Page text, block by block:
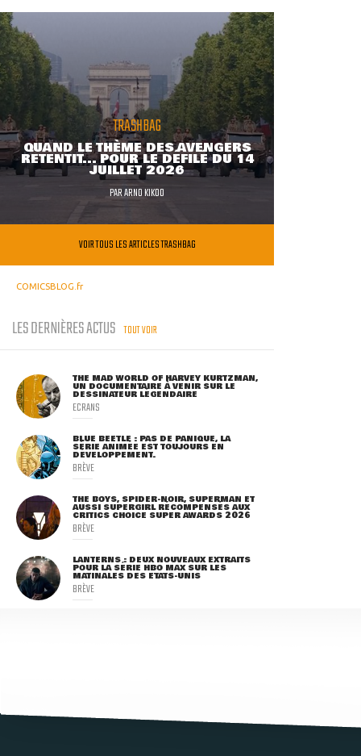
TRASHBAG
QUAND LE THÈME DES AVENGERS
RETENTIT... POUR LE DÉFILÉ DU 14
JUILLET 2026
PARARNO KIKOO
VOIR TOUS LES ARTICLES TRASHBAG
COMICSBLOG.fr
LES DERNIÈRES ACTUS TOUT VOIR
THE MAD WORLD OF HARVEY KURTZMAN,
UN DOCUMENTAIRE À VENIR SUR LE
DESSINATEUR LÉGENDAIRE
ECRANS
BLUE BEETLE : PAS DE PANIQUE, LA
SÉRIE ANIMÉE EST TOUJOURS EN
DÉVELOPPEMENT.
BRÈVE
THE BOYS, SPIDER-NOIR, SUPERMAN ET
AUSSI SUPERGIRL RÉCOMPENSÉS AUX
CRITICS CHOICE SUPER AWARDS 2026
BRÈVE
LANTERNS : DEUX NOUVEAUX EXTRAITS
POUR LA SÉRIE HBO MAX SUR LES
MATINALES DES ETATS-UNIS
BRÈVE